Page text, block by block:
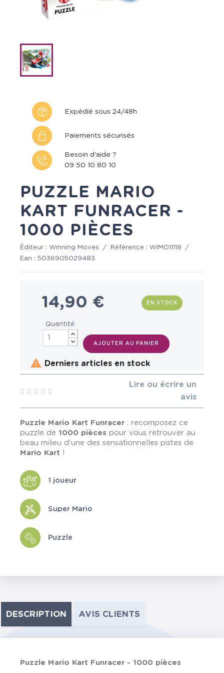
Expédié sous 24/48h
Paiements sécurisés
Besoin d'aide ?
09 50 10 80 10
PUZZLE MARIO
KART FUNRACER -
1000 PIÈCES
Éditeur : Winning Moves / Référence : WIMO11118
/
Ean : 5036905029483
14,90 € EN STOCK
Quantité
AJOUTER AU PANIER
 Derniers articles en stock
Lire ou écrire un
avis
Puzzle Mario Kart Funracer : recomposez ce
puzzle de 1000 pièces pour vous retrouver au
beau milieu d'une des sensationnelles pistes de
Mario Kart !
1 joueur
Super Mario
Puzzle
DESCRIPTION AVIS CLIENTS
Puzzle Mario Kart Funracer - 1000 pièces